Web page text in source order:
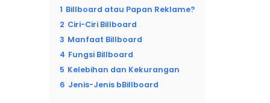
1 Billboard atau Papan Reklame?
2 Ciri-Ciri Billboard
3 Manfaat Billboard
4 Fungsi Billboard
5 Kelebihan dan Kekurangan
6 Jenis-Jenis bBillboard